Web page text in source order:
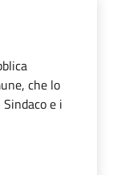
che lo
e i